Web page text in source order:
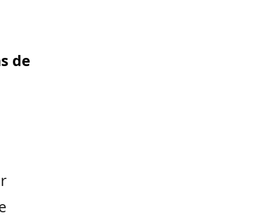
de